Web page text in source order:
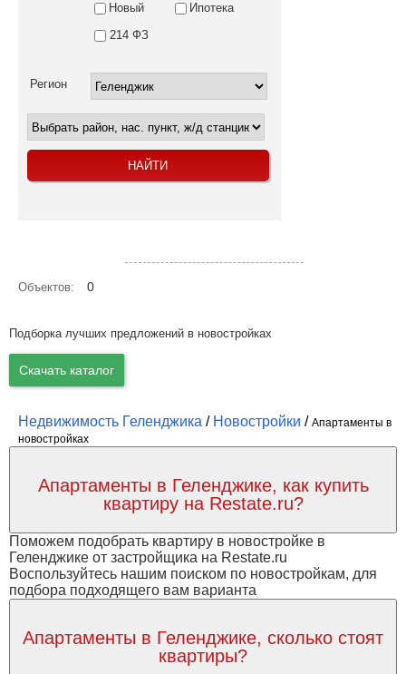
Новый
Ипотека
214 ФЗ
Регион
Объектов: 0
Подборка лучших предложений в новостройках
Скачать каталог
Недвижимость Геленджика / Новостройки / Апартаменты в
новостройках
Апартаменты в Геленджике, как купить
квартиру на Restate.ru?
Поможем подобрать квартиру в новостройке в
Геленджике от застройщика на Restate.ru
Воспользуйтесь нашим поиском по новостройкам, для
подбора подходящего вам варианта
Апартаменты в Геленджике, сколько стоят
квартиры?